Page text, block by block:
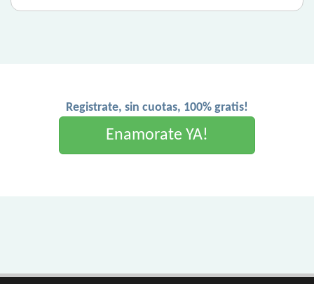
Registrate, sin cuotas, 100% gratis!
Enamorate YA!